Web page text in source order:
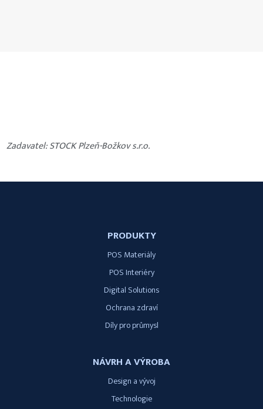
Zadavatel: STOCK Plzeň-Božkov s.r.o.
PRODUKTY
POS Materiály
POS Interiéry
Digital Solutions
Ochrana zdraví
Díly pro průmysl
NÁVRH A VÝROBA
Design a vývoj
Technologie